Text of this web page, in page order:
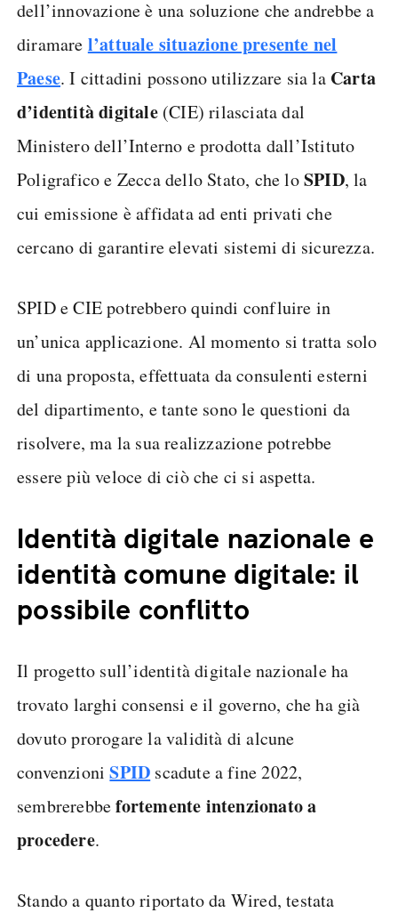
dell’innovazione è una soluzione che andrebbe a
diramare l’attuale situazione presente nel
Paese. I cittadini possono utilizzare sia la Carta
d’identità digitale(CIE) rilasciata dal
Ministero dell’Interno e prodotta dall’Istituto
Poligrafico e Zecca dello Stato, che loSPID, la
cui emissione è affidata ad enti privati che
cercano di garantire elevati sistemi di sicurezza.
SPID e CIE potrebbero quindi confluire in
un’unica applicazione. Al momento si tratta solo
di una proposta, effettuata da consulenti esterni
del dipartimento, e tante sono le questioni da
risolvere, ma la sua realizzazione potrebbe
essere più veloce di ciò che ci si aspetta.
Identità digitale nazionale e
identità comune digitale: il
possibile conflitto
Il progetto sull’identità digitale nazionale ha
trovato larghi consensi e il governo, che ha già
dovuto prorogare la validità di alcune
convenzioniSPID scadute a fine 2022,
sembrerebbefortemente intenzionato a
procedere.
Stando a quanto riportato da Wired, testata